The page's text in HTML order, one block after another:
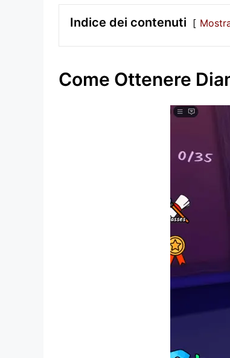
Indice dei contenuti
Come Ottenere